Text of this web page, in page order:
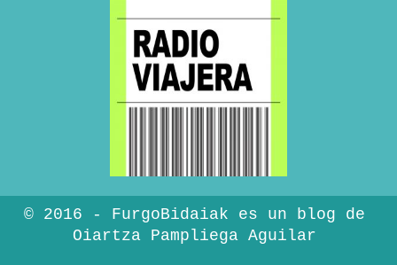
© 2016 - FurgoBidaiak es un blog de
Oiartza Pampliega Aguilar